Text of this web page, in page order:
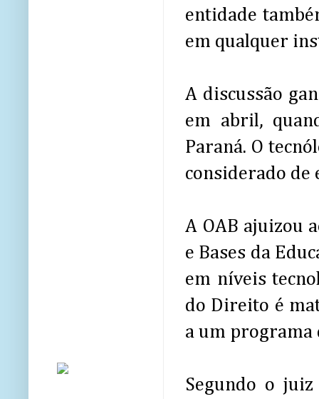
entidade
em qualquer
A discussão
em abril,
Paraná. O
considerado de
A OAB ajuizou
e Bases da
em níveis
do Direito é
a um programa
Segundo o